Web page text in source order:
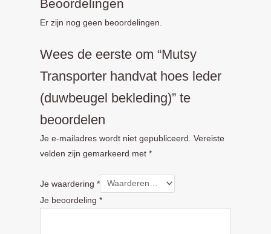
Beoordelingen
Er zijn nog geen beoordelingen.
Wees de eerste om “Mutsy
Transporter handvat hoes leder
(duwbeugel bekleding)” te
beoordelen
Je e-mailadres wordt niet gepubliceerd.
Vereiste
velden zijn gemarkeerd met *
Je waardering *
Je beoordeling *